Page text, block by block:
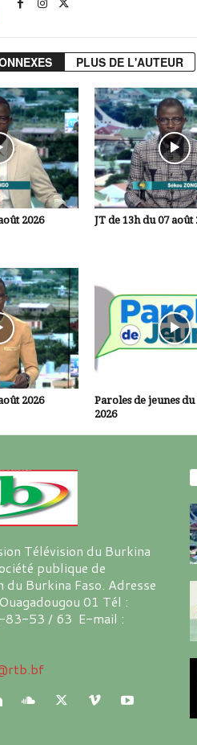
PLUS DE L'AUTEUR
2026 JT de 13h du 07 août
2026
Paroles de jeunes du
2026
Télévision du Burkina
publique de
du Burkina Faso. Adresse
01 Tél :
83-53 / 63 E-mail :